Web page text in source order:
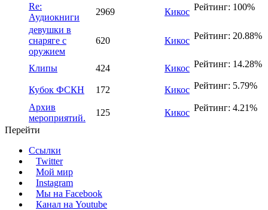
Re:
Аудиокниги
2969 Кикос Рейтинг: 100%
девушки в
снаряге с
оружием
620 Кикос Рейтинг: 20.88%
Клипы 424 Кикос Рейтинг: 14.28%
Кубок ФСКН 172 Кикос Рейтинг: 5.79%
Архив
мероприятий.
125 Кикос Рейтинг: 4.21%
Перейти
Ссылки
Twitter
Мой мир
Instagram
Мы на Facebook
Канал на Youtube